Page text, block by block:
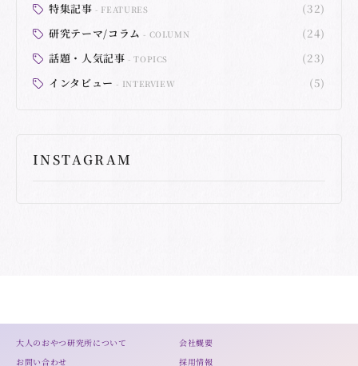
特集記事 FEATURES
(32)
研究テーマ/コラム
COLUMN
(24)
話題・人気記事
TOPICS
(23)
インタビュー
INTERVIEW (5)
INSTAGRAM
大人のおやつ研究所について
会社概要
お問い合わせ
採用情報